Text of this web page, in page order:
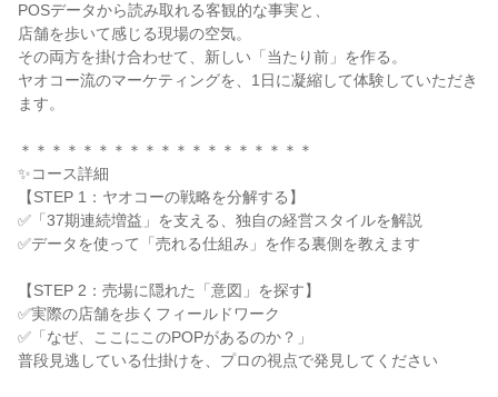
POSデータから読み取れる客観的な事実と、
店舗を歩いて感じる現場の空気。
その両方を掛け合わせて、新しい「当たり前」を作る。
ヤオコー流のマーケティングを、1日に凝縮して体験していただき
ます。
＊＊＊＊＊＊＊＊＊＊＊＊＊＊＊＊＊＊＊
✨コース詳細
【STEP 1：ヤオコーの戦略を分解する】
✅「37期連続増益」を支える、独自の経営スタイルを解説
✅データを使って「売れる仕組み」を作る裏側を教えます
【STEP 2：売場に隠れた「意図」を探す】
✅実際の店舗を歩くフィールドワーク
✅「なぜ、ここにこのPOPがあるのか？」
普段見逃している仕掛けを、プロの視点で発見してください